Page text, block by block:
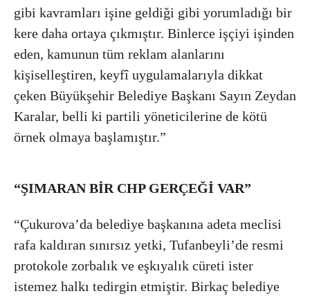
gibi kavramları işine geldiği gibi yorumladığı bir
kere daha ortaya çıkmıştır. Binlerce işçiyi işinden
eden, kamunun tüm reklam alanlarını
kişiselleştiren, keyfî uygulamalarıyla dikkat
çeken Büyükşehir Belediye Başkanı Sayın Zeydan
Karalar, belli ki partili yöneticilerine de kötü
örnek olmaya başlamıştır.”
“ŞIMARAN BİR CHP GERÇEĞİ VAR”
“Çukurova’da belediye başkanına adeta meclisi
rafa kaldıran sınırsız yetki, Tufanbeyli’de resmi
protokole zorbalık ve eşkıyalık cüreti ister
istemez halkı tedirgin etmiştir. Birkaç belediye